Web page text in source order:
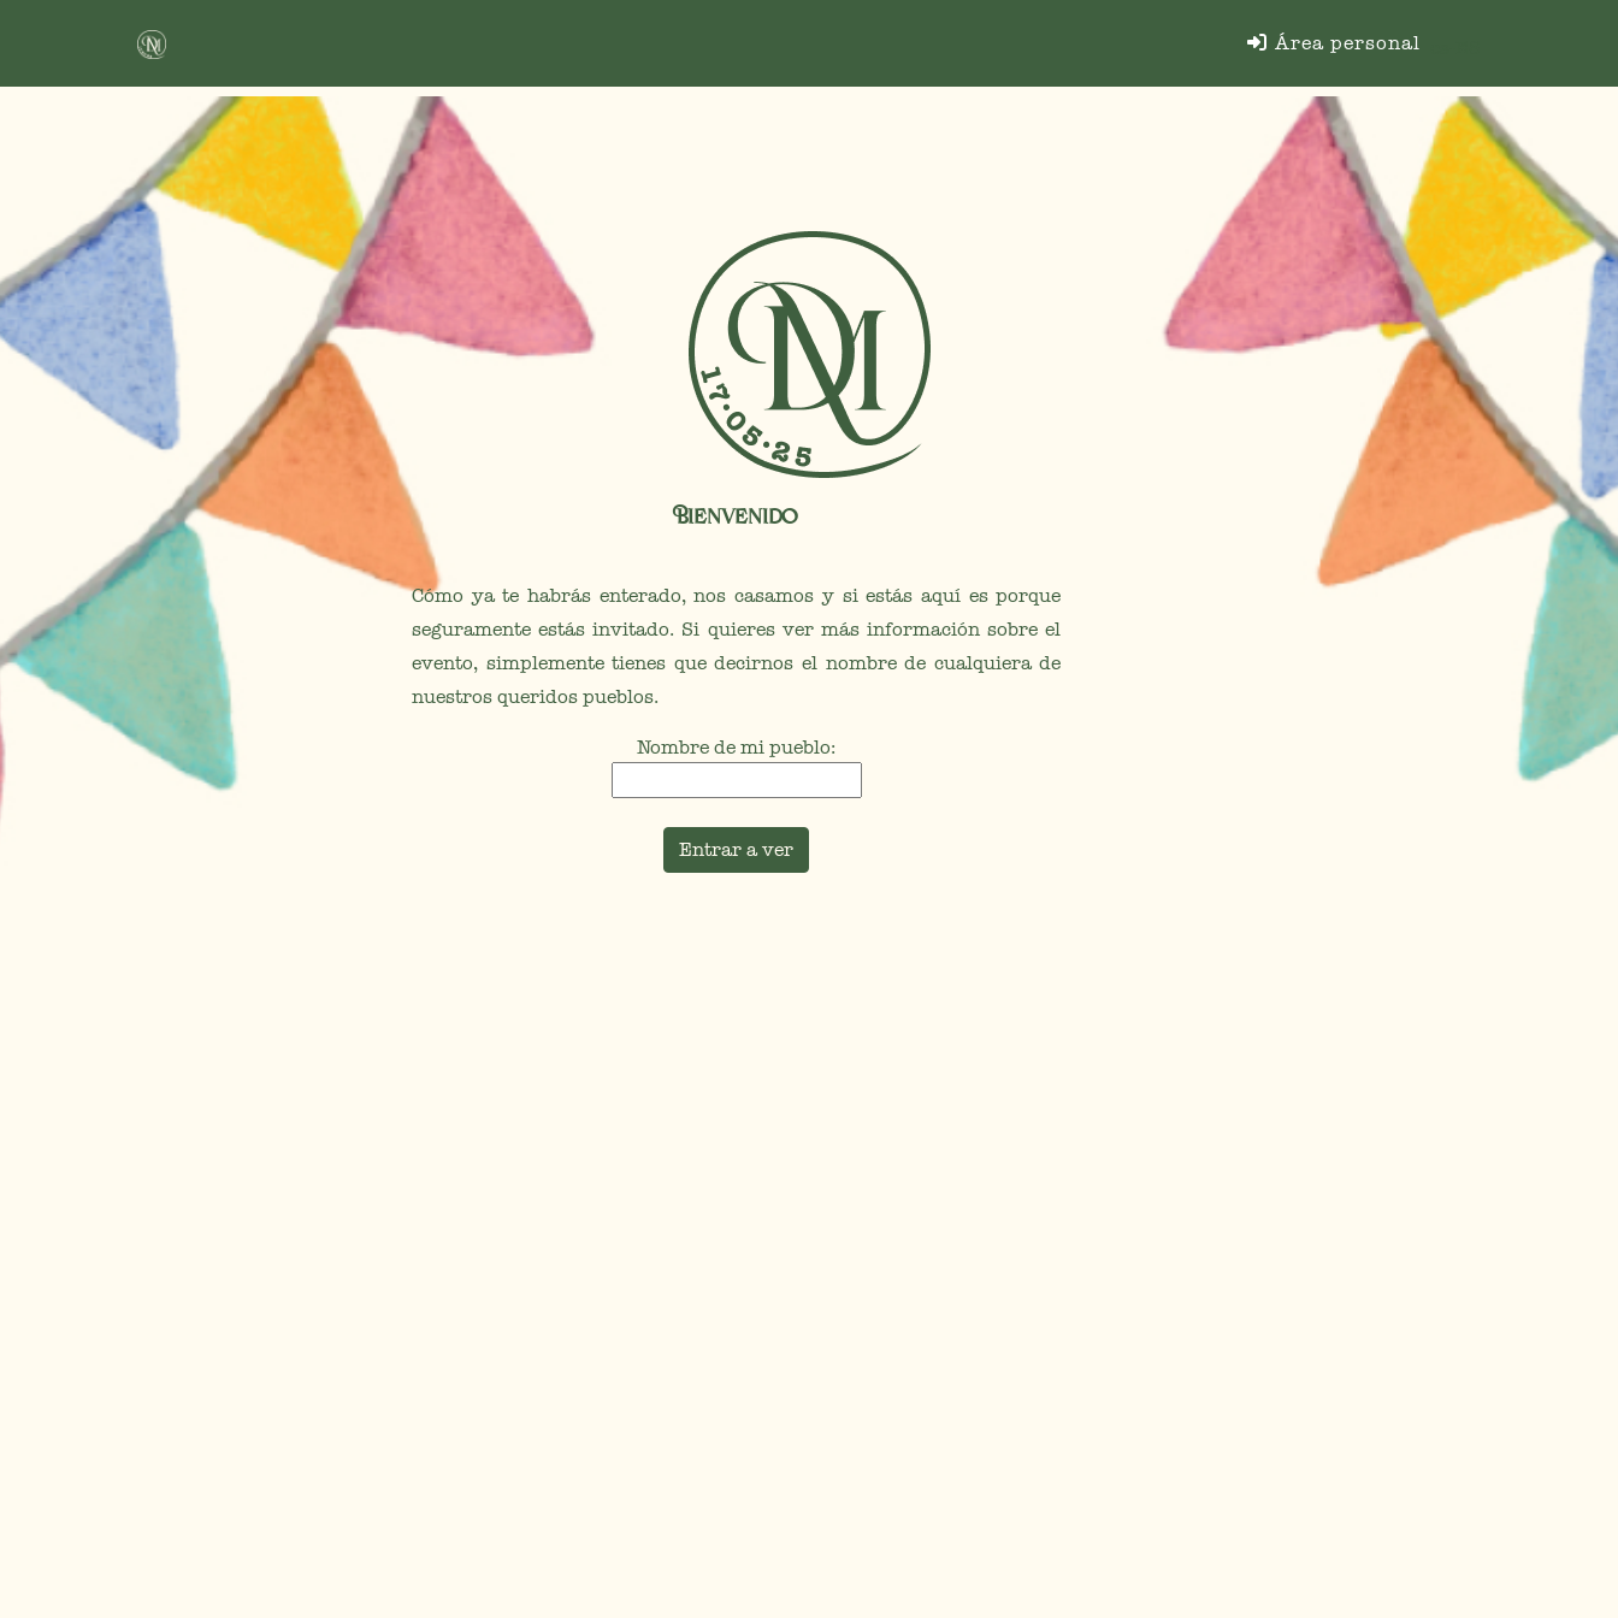
Área personal
Bienvenido
Cómo ya te habrás enterado, nos casamos y si estás aquí es porque
seguramente estás invitado. Si quieres ver más información sobre el
evento, simplemente tienes que decirnos el nombre de cualquiera de
nuestros queridos pueblos.
Nombre de mi pueblo:
Entrar a ver